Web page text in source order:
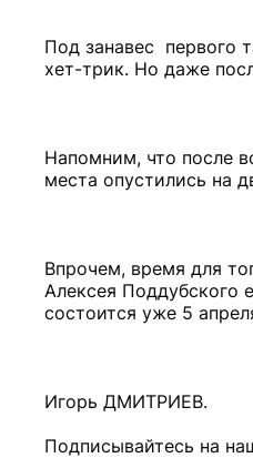
Под занавес первого
хет-трик. Но даже
Напомним, что после
места опустились на
Впрочем, время для
Алексея Поддубского
состоится уже 5
Игорь ДМИТРИЕВ.
Подписывайтесь на